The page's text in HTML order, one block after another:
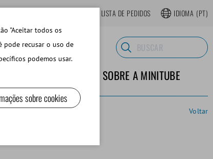
LISTA DE PEDIDOS IDIOMA (PT)
DE LABORATORIO SOBRE A MINITUBE
Voltar
"Aceitar todos os
pode recusar o uso de
podemos usar.
sobre cookies